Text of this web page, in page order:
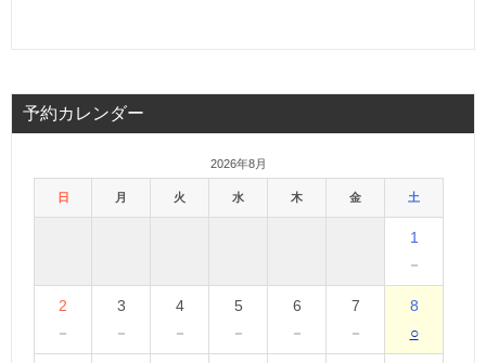
予約カレンダー
2026年8月
日 月 火 水 木 金 土
1
－
2
－
3
－
4
－
5
－
6
－
7
－
8
○